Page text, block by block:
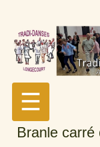
☰
Branle carré